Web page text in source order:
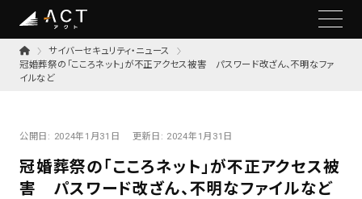
サイバーセキュリティ・ニュース
冠婚葬祭の「こころネット」が不正アクセス被害 パスワード改ざん、不明なファ
イルなど
公開日: 2024年1月31日 更新日: 2024年1月31日
冠婚葬祭の「こころネット」が不正アクセス被
害 パスワード改ざん、不明なファイルなど